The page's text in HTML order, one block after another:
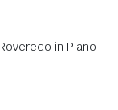
in Piano